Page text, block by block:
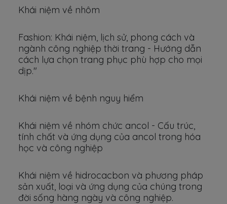
Khái niệm về nhôm
Fashion: Khái niệm, lịch sử, phong cách và
ngành công nghiệp thời trang - Hướng dẫn
cách lựa chọn trang phục phù hợp cho mọi
dịp."
Khái niệm về bệnh nguy hiểm
Khái niệm về nhóm chức ancol - Cấu trúc,
tính chất và ứng dụng của ancol trong hóa
học và công nghiệp
Khái niệm về hidrocacbon và phương pháp
sản xuất, loại và ứng dụng của chúng trong
đời sống hàng ngày và công nghiệp.